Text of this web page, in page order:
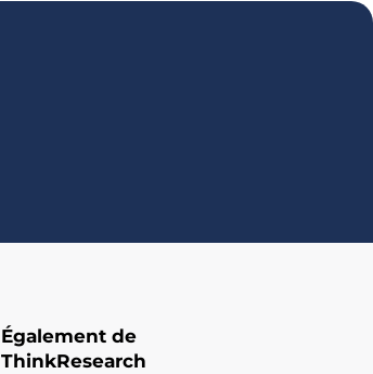
Également de
ThinkResearch